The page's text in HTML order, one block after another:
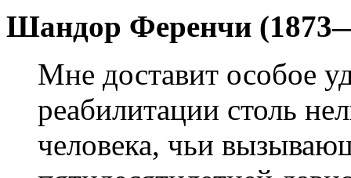
Шандор Ференчи
Мне доставит особое
реабилитации столь
человека, чьи